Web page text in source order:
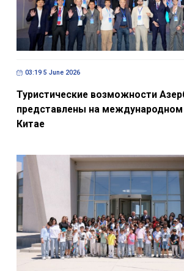
03:19 5 June 2026
Туристические возможности
представлены на международном
Китае